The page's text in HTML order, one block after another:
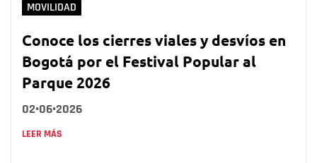
MOVILIDAD
Conoce los cierres viales y desvíos en
Bogotá por el Festival Popular al
Parque 2026
02•06•2026
LEER MÁS